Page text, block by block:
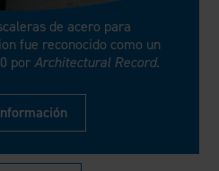
de acero para
fue reconocido como un
porArchitectural Record.